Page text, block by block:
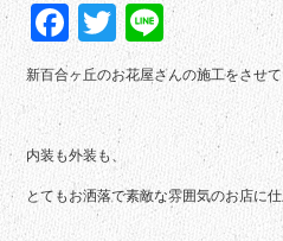
Fa
ce
bo
ok
T
wi
tte
r
Li
ne
新百合ヶ丘のお花屋さんの施工をさせて
内装も外装も、
とてもお洒落で素敵な雰囲気のお店に